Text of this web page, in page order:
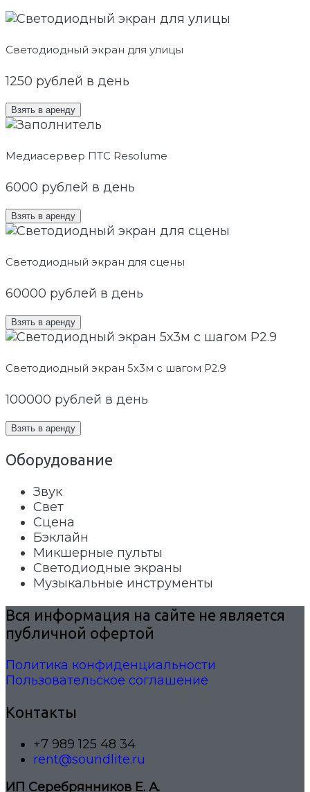
Светодиодный экран для улицы
1250 рублей в день
Взять в аренду
Медиасервер ПТС Resolume
6000 рублей в день
Взять в аренду
Светодиодный экран для сцены
60000 рублей в день
Взять в аренду
Светодиодный экран 5х3м с шагом P2.9
100000 рублей в день
Взять в аренду
Оборудование
Звук
Свет
Сцена
Бэклайн
Микшерные пульты
Светодиодные экраны
Музыкальные инструменты
Вся информация на сайте не является
публичной офертой
Политика конфиденциальности
Пользовательское соглашение
Контакты
+7 989 125 48 34
rent@soundlite.ru
ИП Серебрянников Е. А.